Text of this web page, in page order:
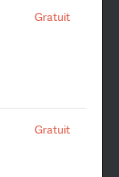
Gratuit
Gratuit